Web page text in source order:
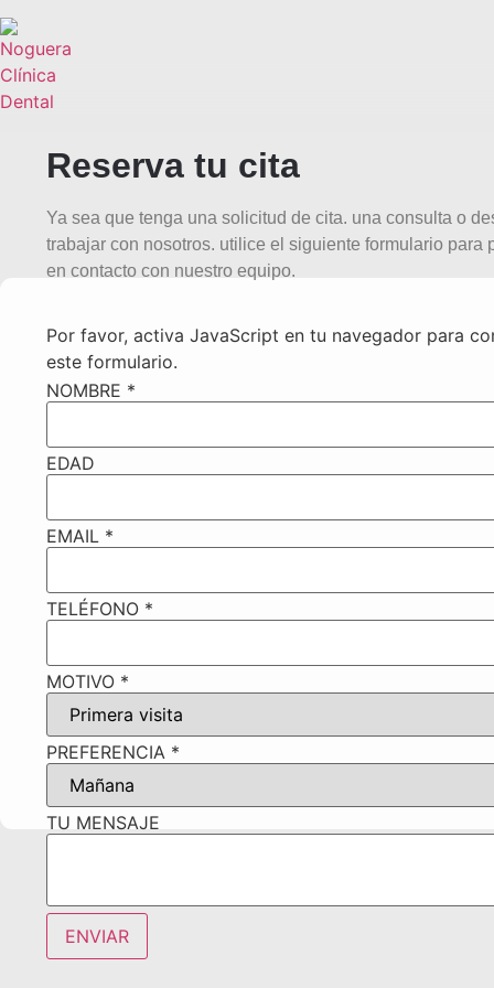
Reserva tu cita
Ya sea que tenga una solicitud de cita. una consulta o
trabajar con nosotros. utilice el siguiente formulario para
en contacto con nuestro equipo.
Por favor, activa JavaScript en tu navegador para
este formulario.
NOMBRE *
EDAD
EMAIL *
TELÉFONO *
EMAIL
MOTIVO
MOTIVO *
PREFERENCIA *
TU MENSAJE
ENVIAR